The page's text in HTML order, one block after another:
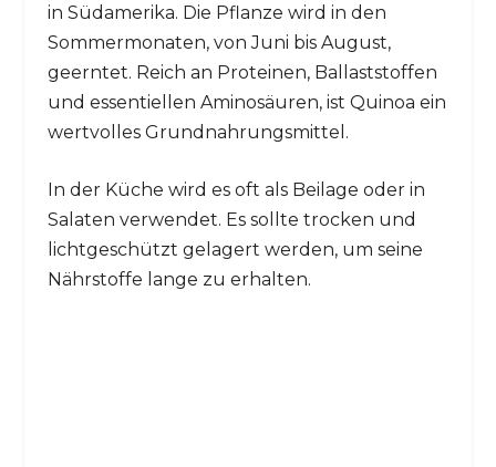
in Südamerika. Die Pflanze wird in den
Sommermonaten, von Juni bis August,
geerntet. Reich an Proteinen, Ballaststoffen
und essentiellen Aminosäuren, ist Quinoa ein
wertvolles Grundnahrungsmittel.
In der Küche wird es oft als Beilage oder in
Salaten verwendet. Es sollte trocken und
lichtgeschützt gelagert werden, um seine
Nährstoffe lange zu erhalten.